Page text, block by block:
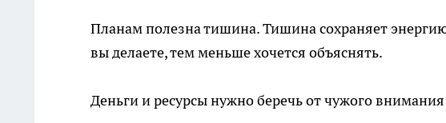
Планам полезна тишина. Тишина сохраняет
вы делаете, тем меньше хочется объяснять.
Деньги и ресурсы нужно беречь от чужого внимания